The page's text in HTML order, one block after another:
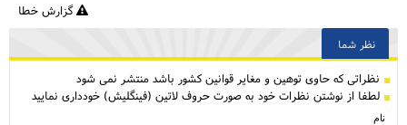
گزارش خطا
نظر شما
نظراتی كه حاوی توهین و مغایر قوانین کشور باشد منتشر نمی شود
لطفا از نوشتن نظرات خود به صورت حروف لاتین (فینگلیش) خودداری نمایید
نام